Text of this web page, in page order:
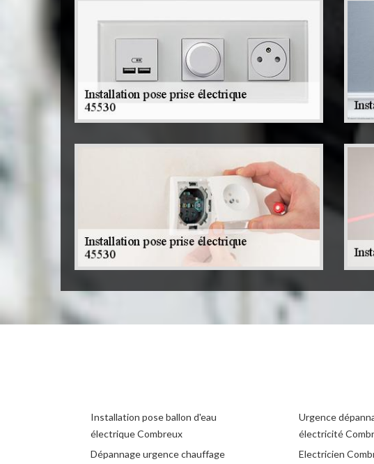
Installation pose ballon d'eau
électrique Combreux
Dépannage urgence chauffage
Urgence
électricité
Electricien